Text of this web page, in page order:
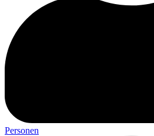
Personen